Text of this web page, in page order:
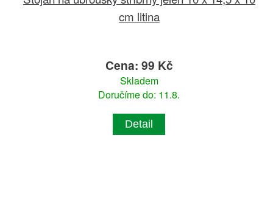
cm litina
Cena: 99 Kč
Skladem
Doručíme do: 11.8.
Detail